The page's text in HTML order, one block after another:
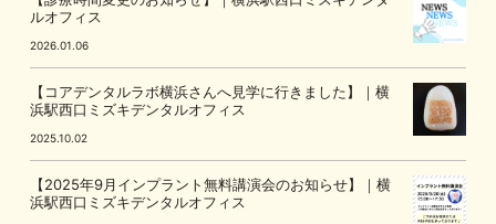
ルオフィス
2026.01.06
【コアデンタルラボ横浜さんへ見学に行きました】｜横
浜駅西口ミズキデンタルオフィス
2025.10.02
【2025年9月インプラント無料講演会のお知らせ】｜横
浜駅西口ミズキデンタルオフィス